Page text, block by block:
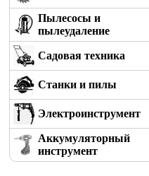
Пылесосы и
пылеудаление
Садовая техника
Станки и пилы
Электроинструмент
Аккумуляторный
инструмент